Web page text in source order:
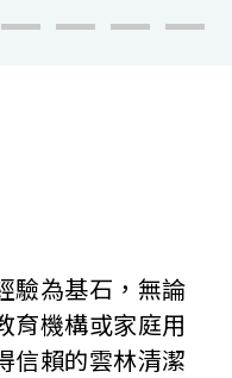
驗為基石，無論
育機構或家庭用
信賴的雲林清潔